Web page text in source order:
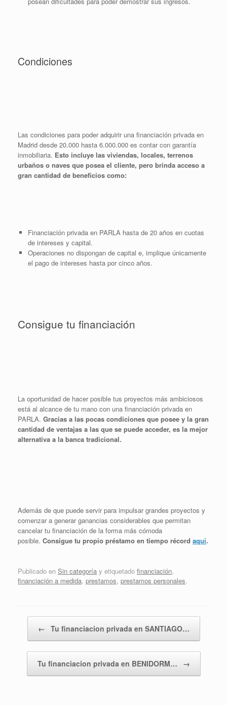
Condiciones
Las condiciones para poder adquirir una financiación privada en
Madrid desde 20.000 hasta 6.000.000 es contar con garantía
inmobiliaria. Esto incluye las viviendas, locales, terrenos
urbaños o naves que posea el cliente, pero brinda acceso a
gran cantidad de beneficios como:
Financiación privada en PARLA hasta de 20 años en cuotas
de intereses y capital.
Operaciones no dispongan de capital e, implique únicamente
el pago de intereses hasta por cinco años.
Consigue tu financiación
La oportunidad de hacer posible tus proyectos más ambiciosos
está al alcance de tu mano con una financiación privada en
PARLA. Gracias a las pocas condiciones que posee y la gran
cantidad de ventajas a las que se puede acceder, es la mejor
alternativa a la banca tradicional.
Además de que puede servir para impulsar grandes proyectos y
comenzar a generar ganancias considerables que permitan
cancelar tu financiación de la forma más cómoda
posible. Consigue tu propio préstamo en tiempo récord aquí.
Publicado en Sin categoría y etiquetado financiación,
financiación a medida, prestamos, prestamos personales.
← Tu financiacion privada en SANTIAGO…
Tu financiacion privada en BENIDORM… →